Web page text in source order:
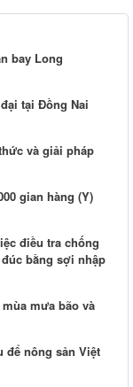
bay Long
tại Đồng Nai
và giải pháp
gian hàng (Y)
điều tra chống
bằng sợi nhập
mưa bão và
nông sản Việt